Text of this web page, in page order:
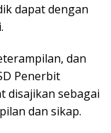
dapat dengan
dan
Penerbit
disajikan sebagai
dan sikap.